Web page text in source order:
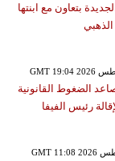
بتعاون مع ابنتها
الضغوط القانونية
رئيس الفيفا